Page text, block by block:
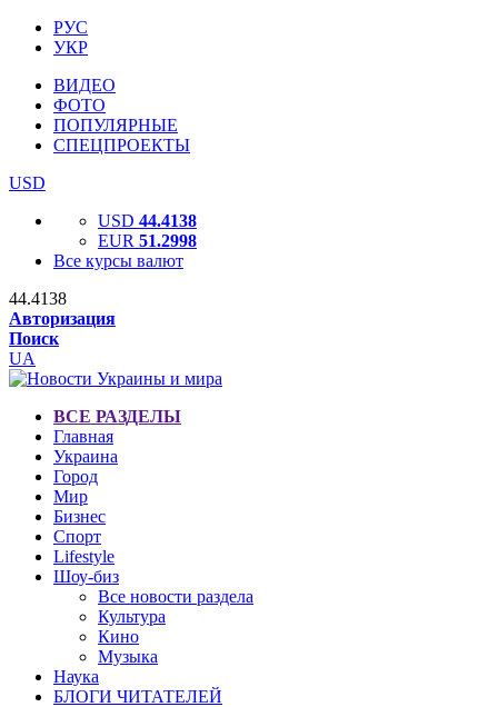
РУС
УКР
ВИДЕО
ФОТО
ПОПУЛЯРНЫЕ
СПЕЦПРОЕКТЫ
USD
USD 44.4138
EUR 51.2998
Все курсы валют
44.4138
Авторизация
Поиск
UA
ВСЕ РАЗДЕЛЫ
Главная
Украина
Город
Мир
Бизнес
Спорт
Lifestyle
Шоу-биз
Все новости раздела
Культура
Кино
Музыка
Наука
БЛОГИ ЧИТАТЕЛЕЙ